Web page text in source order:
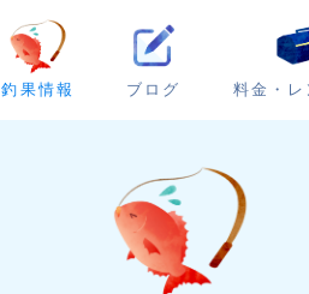
釣果情報 ブログ 料金・レ